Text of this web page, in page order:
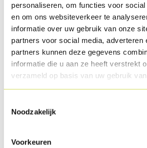
personaliseren, om functies voor
en om ons websiteverkeer te
informatie over uw gebruik van onze
partners voor social media, adverteren
partners kunnen deze gegevens
informatie die u aan ze heeft verstrekt
verzameld op basis van uw gebruik
Noodzakelijk
Voorkeuren
Steak haché de dinde
Référence: 549
Description
Chair de dinde délicieusement épicée
Livrable en emballage en gros (en vrac).